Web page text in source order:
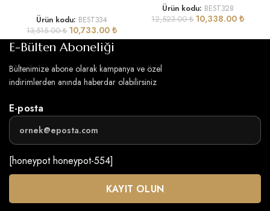
Ürün kodu: BEST334
13,515.00₺ 10,733.00₺
Ürün kodu: BEST328
12,523.00₺ 10,338.00₺
E-Bülten Aboneliği
Bültenimize abone olarak kampanya ve özel
indirimlerden anında haberdar olabilirsiniz
E-posta
[honeypot honeypot-554]